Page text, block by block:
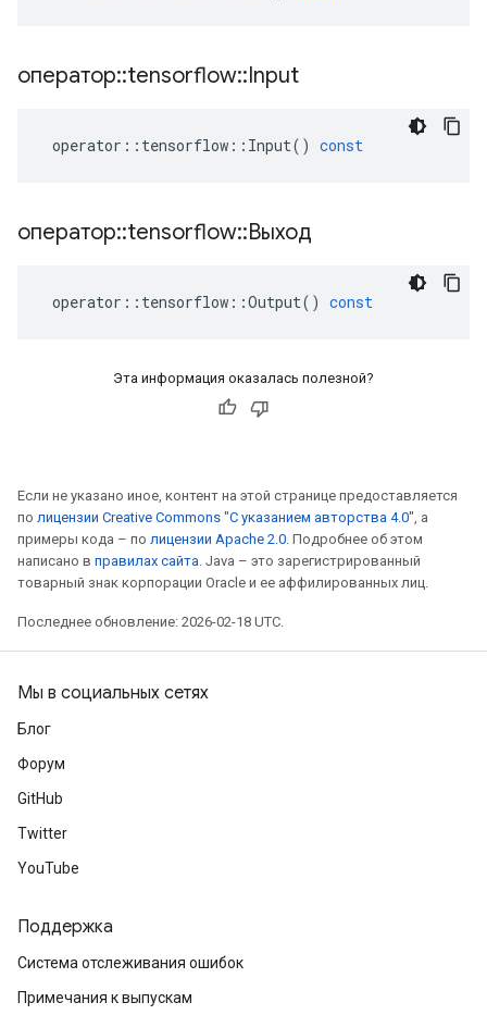
оператор::tensorflow::Input
operator :: tensorflow :: Input() const
оператор::tensorflow::Выход
operator :: tensorflow ::Output() const
Эта информация оказалась полезной?
Если не указано иное, контент на этой странице предоставляется
по лицензии Creative Commons "С указанием авторства 4.0", а
примеры кода – по лицензии Apache 2.0. Подробнее об этом
написано в правилах сайта. Java – это зарегистрированный
товарный знак корпорации Oracle и ее аффилированных лиц.
Последнее обновление: 2026-02-18 UTC.
Мы в социальных сетях
Блог
Форум
GitHub
Twitter
YouTube
Поддержка
Система отслеживания ошибок
Примечания к выпускам